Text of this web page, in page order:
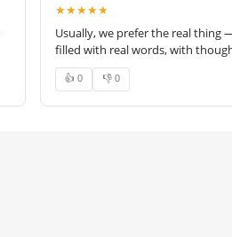
★★★★★
Usually, we prefer the real thing
filled with real words, with
👍 0 👎 0